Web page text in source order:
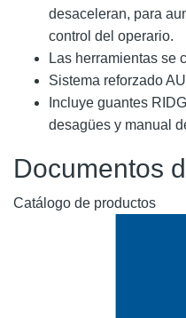
desaceleran, para
control del operario.
Las herramientas se
Sistema reforzado
Incluye guantes
desagües y manual
Documentos
Catálogo de productos